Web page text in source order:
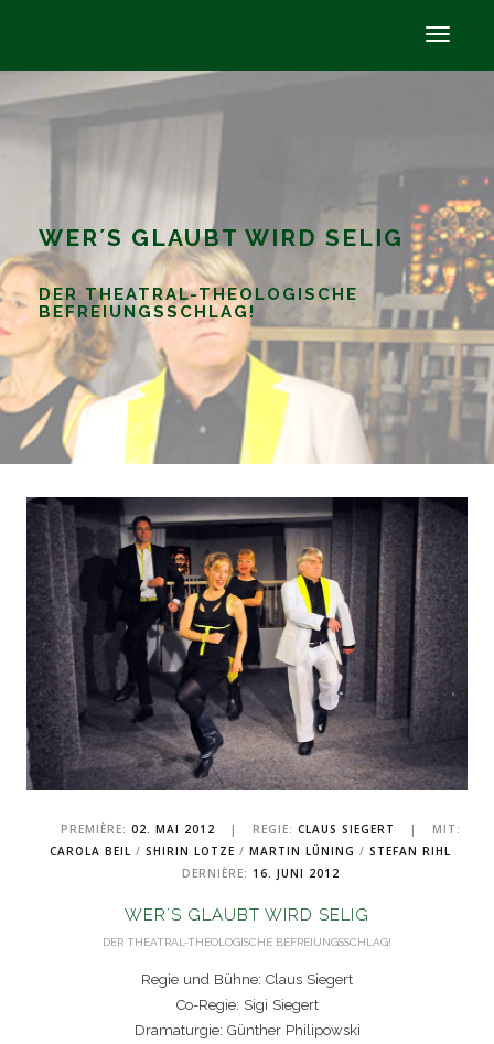
WER´S GLAUBT WIRD SELIG
DER THEATRAL-THEOLOGISCHE
BEFREIUNGSSCHLAG!
PREMIÈRE: 02. MAI 2012 | REGIE: CLAUS SIEGERT |
MIT:
CAROLA BEIL / SHIRIN LOTZE / MARTIN LÜNING / STEFAN RIHL
DERNIÈRE: 16. JUNI 2012
WER´S GLAUBT WIRD SELIG
DER THEATRAL-THEOLOGISCHE BEFREIUNGSSCHLAG!
Regie und Bühne: Claus Siegert
Co-Regie: Sigi Siegert
Dramaturgie: Günther Philipowski